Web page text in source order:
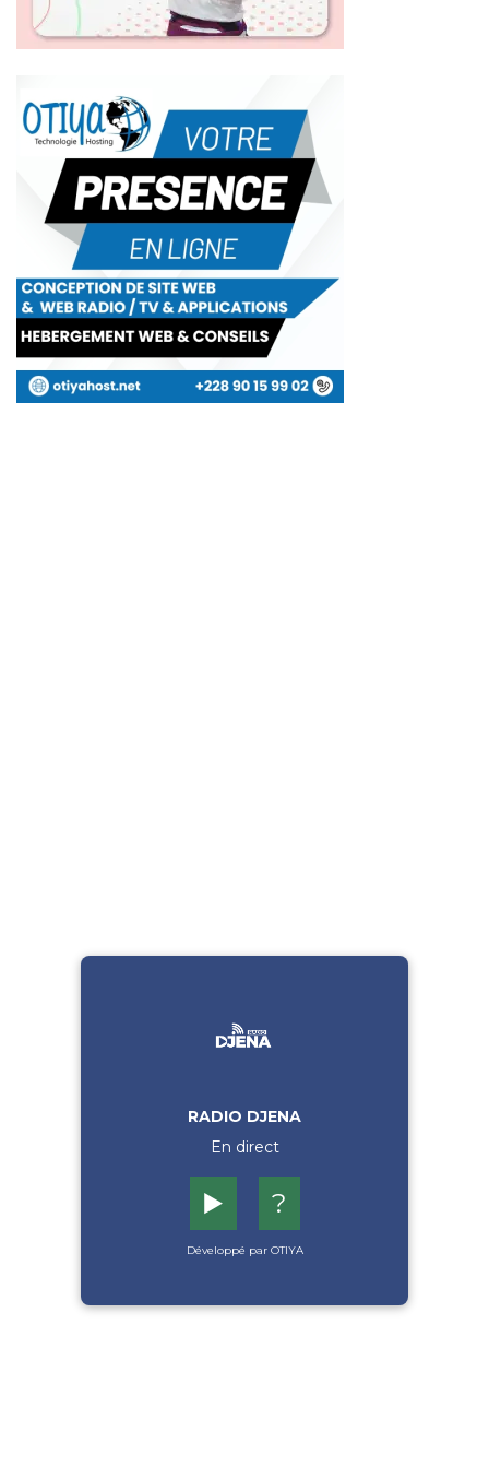
RADIO DJENA
En direct
▶️ ?
Développé par OTIYA